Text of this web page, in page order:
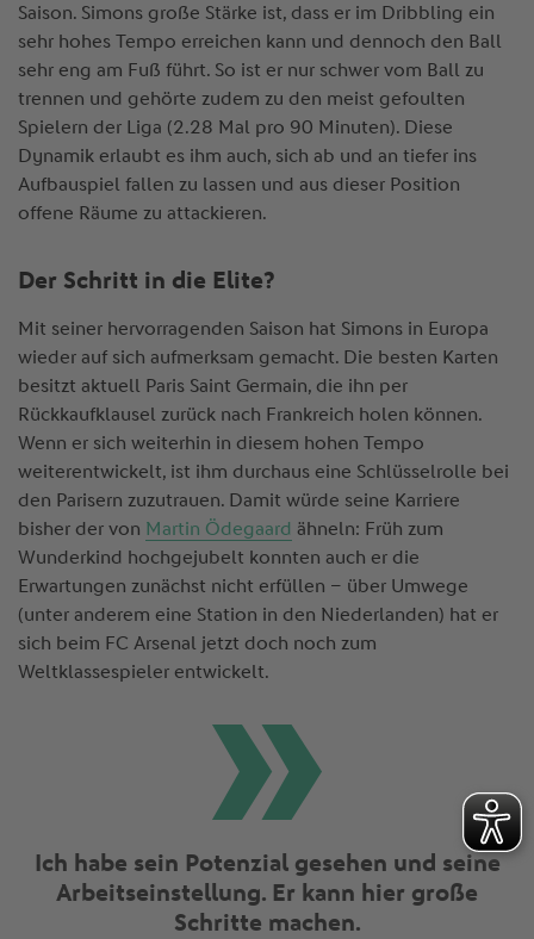
Saison. Simons große Stärke ist, dass er im Dribbling ein
sehr hohes Tempo erreichen kann und dennoch den Ball
sehr eng am Fuß führt. So ist er nur schwer vom Ball zu
trennen und gehörte zudem zu den meist gefoulten
Spielern der Liga (2.28 Mal pro 90 Minuten). Diese
Dynamik erlaubt es ihm auch, sich ab und an tiefer ins
Aufbauspiel fallen zu lassen und aus dieser Position
offene Räume zu attackieren.
Der Schritt in die Elite?
Mit seiner hervorragenden Saison hat Simons in Europa
wieder auf sich aufmerksam gemacht. Die besten Karten
besitzt aktuell Paris Saint Germain, die ihn per
Rückkaufklausel zurück nach Frankreich holen können.
Wenn er sich weiterhin in diesem hohen Tempo
weiterentwickelt, ist ihm durchaus eine Schlüsselrolle bei
den Parisern zuzutrauen. Damit würde seine Karriere
bisher der von Martin Ödegaard ähneln: Früh zum
Wunderkind hochgejubelt konnten auch er die
Erwartungen zunächst nicht erfüllen – über Umwege
(unter anderem eine Station in den Niederlanden) hat er
sich beim FC Arsenal jetzt doch noch zum
Weltklassespieler entwickelt.
Ich habe sein Potenzial gesehen und seine
Arbeitseinstellung. Er kann hier große
Schritte machen.